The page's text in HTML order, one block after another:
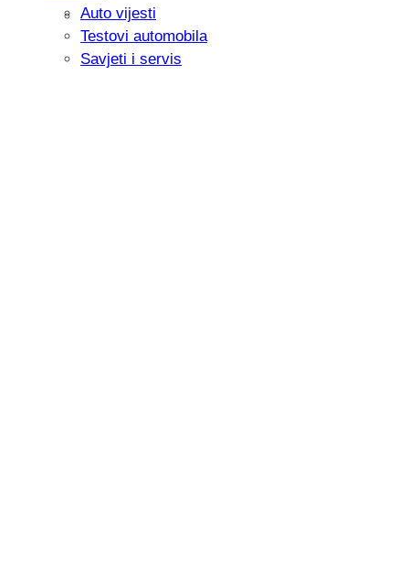
Savjetujemo: Što učiniti kada vaš
Auto vijesti
Testovi automobila
Savjeti i servis